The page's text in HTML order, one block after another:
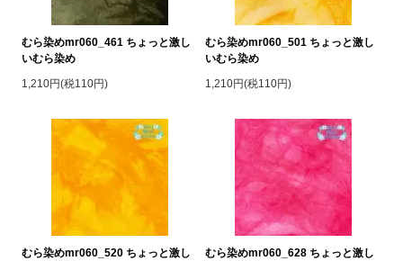
むら染めmr060_461 ちょっと激し
いむら染め
1,210円(税110円)
むら染めmr060_501 ちょっと激し
いむら染め
1,210円(税110円)
むら染めmr060_520 ちょっと激し
むら染めmr060_628 ちょっと激し